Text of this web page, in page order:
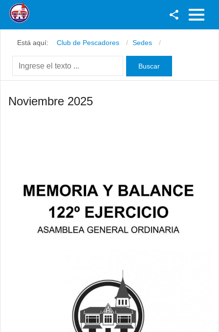
Youtube
Está aquí: Club de Pescadores Sedes
Noviembre 2025